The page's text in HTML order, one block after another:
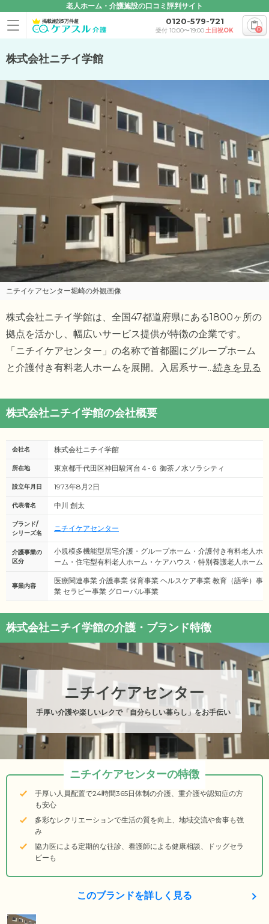
老人ホーム・介護施設の口コミ評判サイト
掲載施設5万件超 0120-579-721
受付 10:00〜19:00土日祝OK 0
株式会社ニチイ学館
ニチイケアセンター堀崎の外観画像
株式会社ニチイ学館は、全国47都道府県にある1800ヶ所の
拠点を活かし、幅広いサービス提供が特徴の企業です。
「ニチイケアセンター」の名称で首都圏にグループホーム
と介護付き有料老人ホームを展開。入居系サー...続きを見る
株式会社ニチイ学館の会社概要
会社名 株式会社ニチイ学館
所在地 東京都千代田区神田駿河台４-６ 御茶ノ水ソラシティ
設立年月日 1973年8月2日
代表者名 中川 創太
ブランド/
シリーズ名
ニチイケアセンター
介護事業の
区分
小規模多機能型居宅介護・グループホーム・介護付き有料老人ホ
ーム・住宅型有料老人ホーム・ケアハウス・特別養護老人ホーム
事業内容
医療関連事業 介護事業 保育事業 ヘルスケア事業 教育（語学）事
業 セラピー事業 グローバル事業
株式会社ニチイ学館の介護・ブランド特徴
ニチイケアセンター
手厚い介護や楽しいレクで「自分らしい暮らし」をお手伝い
ニチイケアセンターの特徴
手厚い人員配置で24時間365日体制の介護、重介護や認知症の方
も安心
多彩なレクリエーションで生活の質を向上、地域交流や食事も強
み
協力医による定期的な往診、看護師による健康相談、ドッグセラ
ピーも
このブランドを詳しく見る